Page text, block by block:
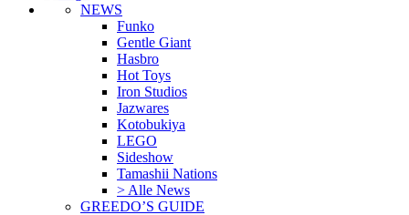
NEWS
Funko
Gentle Giant
Hasbro
Hot Toys
Iron Studios
Jazwares
Kotobukiya
LEGO
Sideshow
Tamashii Nations
> Alle News
GREEDO’S GUIDE